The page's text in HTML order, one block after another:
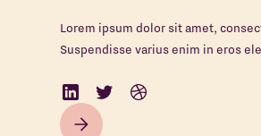
Lorem ipsum dolor sit amet,
Suspendisse varius enim in eros